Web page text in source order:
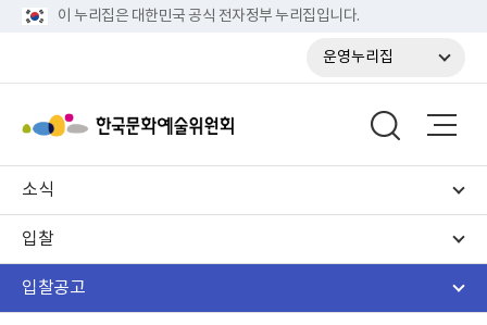
이 누리집은 대한민국 공식 전자정부 누리집입니다.
운영누리집
소식
입찰
입찰공고